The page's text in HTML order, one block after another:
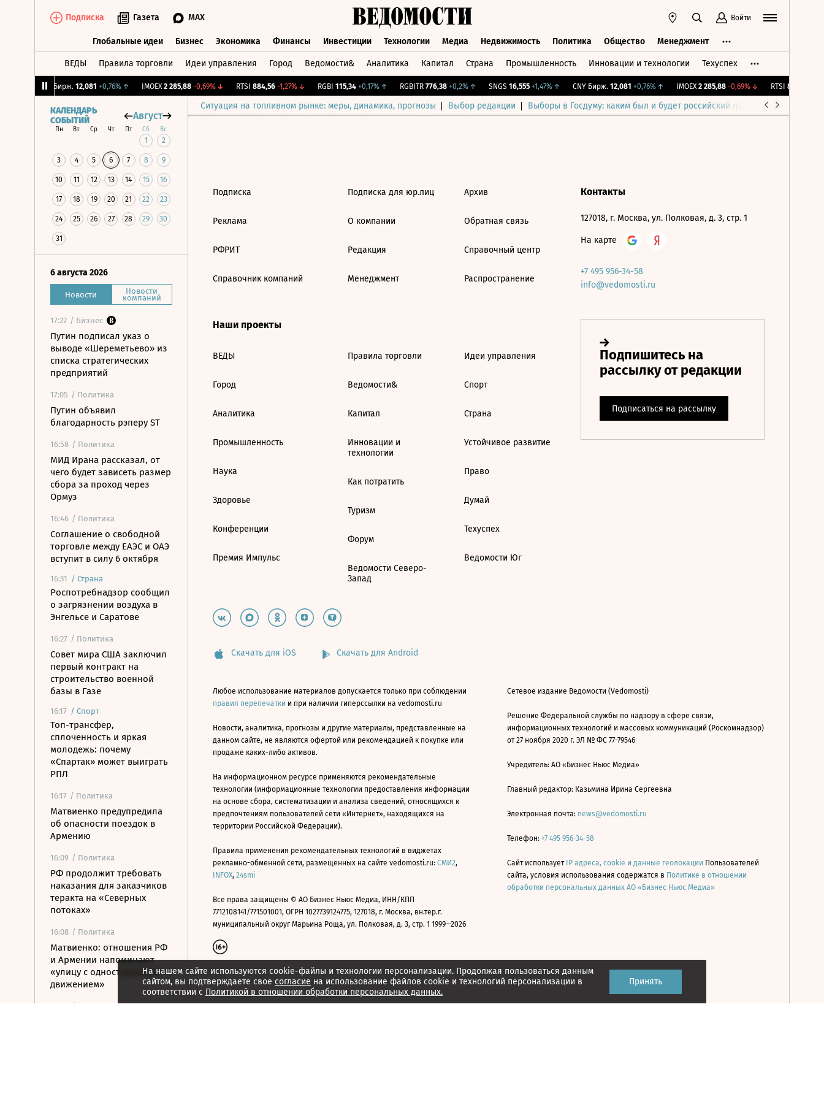
Подписка Газета MAX Войти
Глобальные идеи Бизнес Экономика Финансы Инвестиции Технологии Медиа Недвижимость Политика Общество Менеджмент
ВЕДЫ Правила торговли Идеи управления Город Ведомости& Аналитика Капитал Страна Промышленность Инновации и технологии Техуспех
CNY Бирж. 12,081 +0,76%↑ IMOEX 2 285,88 -0,69%↓ RTSI 884,56 -1,27%↓ RGBI 115,34 +0,17%↑ RGBITR 776,38 +0,2%↑ SNGS 16,555 +1,47%↑ CNY Бирж. 12,081 +0,76%↑ IMOEX 2 285,88 -0,69%↓ RTSI 884,56
Ситуация на топливном рынке: меры, динамика, прогнозы Выбор редакции Выборы в Госдуму: каким был и будет российский парламент
КАЛЕНДАРЬ
СОБЫТИЙ
Август
Пн Вт Ср Чт Пт Сб Вс
1 2
3 4 5 6 7 8 9
10 11 12 13 14 15 16
17 18 19 20 21 22 23
24 25 26 27 28 29 30
31
6 августа 2026
Новости Новости
компаний
17:22 / Бизнес
Путин подписал указ о
выводе «Шереметьево» из
списка стратегических
предприятий
17:05 / Политика
Путин объявил
благодарность рэперу ST
16:58 / Политика
МИД Ирана рассказал, от
чего будет зависеть размер
сбора за проход через
Ормуз
16:46 / Политика
Соглашение о свободной
торговле между ЕАЭС и ОАЭ
вступит в силу 6 октября
16:31 / Страна
Роспотребнадзор сообщил
о загрязнении воздуха в
Энгельсе и Саратове
16:27 / Политика
Совет мира США заключил
первый контракт на
строительство военной
базы в Газе
16:17 / Спорт
Топ-трансфер,
сплоченность и яркая
молодежь: почему
«Спартак» может выиграть
РПЛ
16:17 / Политика
Матвиенко предупредила
об опасности поездок в
Армению
16:09 / Политика
РФ продолжит требовать
наказания для заказчиков
теракта на «Северных
потоках»
16:08 / Политика
Матвиенко: отношения РФ
и Армении напоминают
«улицу с односторонним
движением»
/ Политика
На нашем сайте используются cookie-файлы и технологии персонализации. Продолжая пользоваться данным
сайтом, вы подтверждаете свое согласие на использование файлов cookie и технологий персонализации в
соответствии с Политикой в отношении обработки персональных данных.
Принять
Подписка
Реклама
РФРИТ
Справочник компаний
Подписка для юр.лиц
О компании
Редакция
Менеджмент
Архив
Обратная связь
Справочный центр
Распространение
Наши проекты
ВЕДЫ
Город
Аналитика
Промышленность
Наука
Здоровье
Конференции
Премия Импульс
Правила торговли
Ведомости&
Капитал
Инновации и
технологии
Как потратить
Туризм
Форум
Ведомости Северо-
Запад
Идеи управления
Спорт
Страна
Устойчивое развитие
Право
Думай
Техуспех
Ведомости Юг
Контакты
127018, г. Москва, ул. Полковая, д. 3, стр. 1
На карте
+7 495 956-34-58
info@vedomosti.ru
Скачать для iOS Скачать для Android
Любое использование материалов допускается только при соблюдении
правил перепечатки и при наличии гиперссылки на vedomosti.ru
Новости, аналитика, прогнозы и другие материалы, представленные на
данном сайте, не являются офертой или рекомендацией к покупке или
продаже каких-либо активов.
На информационном ресурсе применяются рекомендательные
технологии (информационные технологии предоставления информации
на основе сбора, систематизации и анализа сведений, относящихся к
предпочтениям пользователей сети «Интернет», находящихся на
территории Российской Федерации).
Правила применения рекомендательных технологий в виджетах
рекламно-обменной сети, размещенных на сайте vedomosti.ru: СМИ2,
INFOX, 24smi
Все права защищены © АО Бизнес Ньюс Медиа, ИНН/КПП
7712108141/771501001, ОГРН 1027739124775, 127018, г. Москва, вн.тер.г.
муниципальный округ Марьина Роща, ул. Полковая, д. 3, стр. 1 1999—2026
Сетевое издание Ведомости (Vedomosti)
Решение Федеральной службы по надзору в сфере связи,
информационных технологий и массовых коммуникаций (Роскомнадзор)
от 27 ноября 2020 г. ЭЛ № ФС 77-79546
Учредитель: АО «Бизнес Ньюс Медиа»
Главный редактор: Казьмина Ирина Сергеевна
Электронная почта: news@vedomosti.ru
Телефон: +7 495 956-34-58
Сайт использует IP адреса, cookie и данные геолокации Пользователей
сайта, условия использования содержатся в Политике в отношении
обработки персональных данных АО «Бизнес Ньюс Медиа»